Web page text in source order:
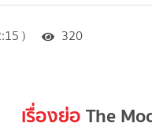
) 320
เรื่องย่อThe